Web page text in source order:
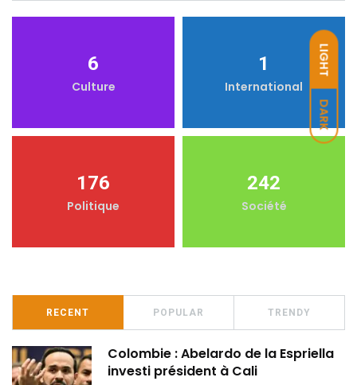
LIGHT
DARK
6
Culture
1
International
176
Politique
242
Société
RECENT POPULAR TRENDY
Colombie : Abelardo de la Espriella
investi président à Cali